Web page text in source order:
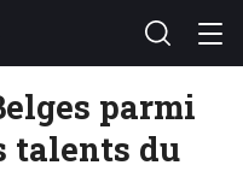
parmi
talents du